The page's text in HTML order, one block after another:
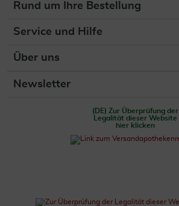
Rund um Ihre Bestellung
Service und Hilfe
Über uns
Newsletter
(DE) Zur Überprüfung der
Legalität dieser Website
hier klicken